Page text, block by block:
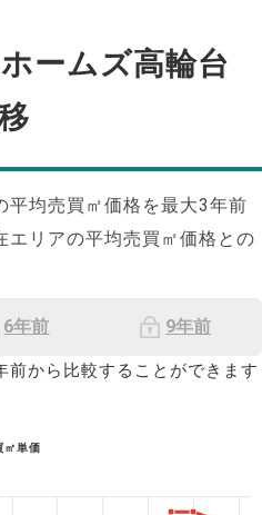
ームズ高輪台
平均売買㎡価格を最大3年前
エリアの平均売買㎡価格との
6年前 9年前
から比較することができます
㎡単価